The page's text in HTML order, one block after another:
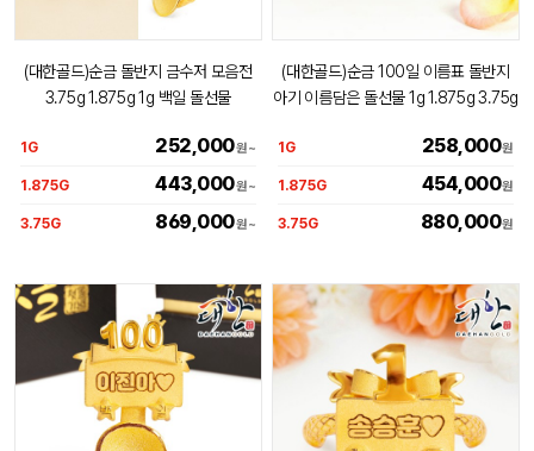
(대한골드)순금 돌반지 금수저 모음전
3.75g 1.875g 1g 백일 돌선물
1G 252,000원~
1.875G 443,000원~
3.75G 869,000원~
(대한골드)순금 100일 이름표 돌반지
아기 이름담은 돌선물 1g 1.875g 3.75g
1G 258,000원
1.875G 454,000원
3.75G 880,000원